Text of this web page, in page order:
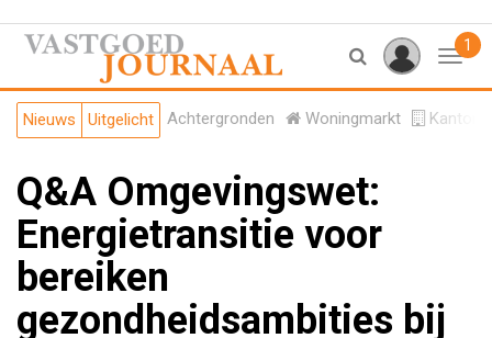
1
Nieuws Uitgelicht Achtergronden Woningmarkt
Q&A Omgevingswet:
Energietransitie voor
bereiken
gezondheidsambities bij